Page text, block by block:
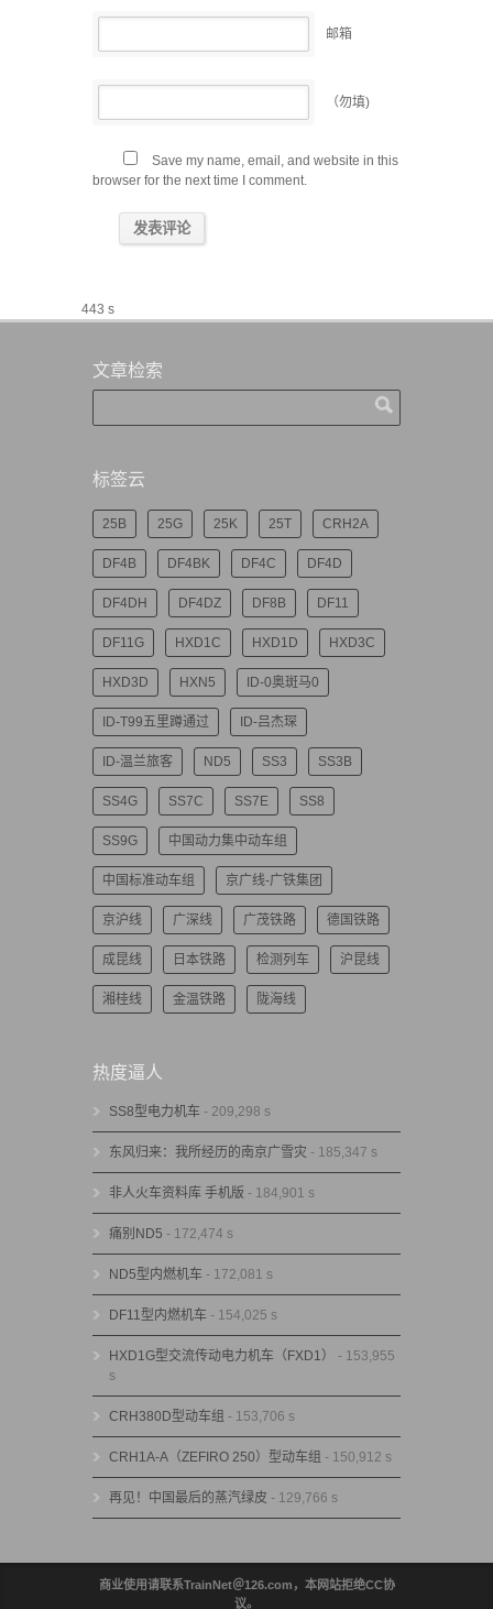
邮箱
（勿填)
Save my name, email, and website in this
browser for the next time I comment.
443 s
文章检索
标签云
25B 25G 25K 25T CRH2A
DF4B DF4BK DF4C DF4D
DF4DH DF4DZ DF8B DF11
DF11G HXD1C HXD1D HXD3C
HXD3D HXN5 ID-0奥斑马0
ID-T99五里蹲通过 ID-吕杰琛
ID-温兰旅客 ND5 SS3 SS3B
SS4G SS7C SS7E SS8
SS9G 中国动力集中动车组
中国标准动车组 京广线-广铁集团
京沪线 广深线 广茂铁路 德国铁路
成昆线 日本铁路 检测列车 沪昆线
湘桂线 金温铁路 陇海线
热度逼人
SS8型电力机车 - 209,298 s
东风归来：我所经历的南京广雪灾 - 185,347 s
非人火车资料库 手机版 - 184,901 s
痛别ND5 - 172,474 s
ND5型内燃机车 - 172,081 s
DF11型内燃机车 - 154,025 s
HXD1G型交流传动电力机车（FXD1）
- 153,955
s
CRH380D型动车组 - 153,706 s
CRH1A-A（ZEFIRO 250）型动车组 - 150,912 s
再见！中国最后的蒸汽绿皮 - 129,766 s
商业使用请联系TrainNet＠126.com，本网站拒绝CC协
议。